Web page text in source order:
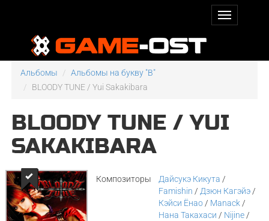
Альбомы
Альбомы на букву "B"
BLOODY TUNE / Yui Sakakibara
BLOODY TUNE / YUI
SAKAKIBARA
Композиторы Дайсукэ Кикута /
Famishin / Дзюн Кагэйэ /
Кэйси Ёнао / Manack /
Нана Такахаси / Nijine /